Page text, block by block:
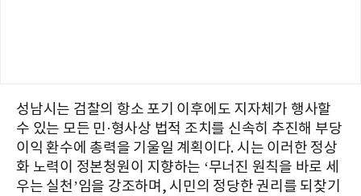
성남시는 검찰의 항소 포기 이후에도 지자체가 행사할
수 있는 모든 민·형사상 법적 조치를 신속히 추진해 부당
이익 환수에 총력을 기울일 계획이다. 시는 이러한 정상
화 노력이 정본청원이 지향하는 ‘무너진 원칙을 바로 세
우는 실천’임을 강조하며, 시민의 정당한 권리를 되찾기